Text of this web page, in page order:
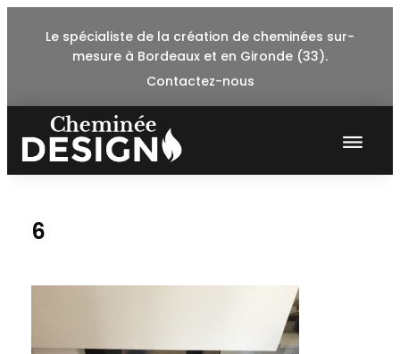
Le spécialiste de la création de cheminées sur-
mesure à Bordeaux et en Gironde (33).
Contactez-nous
6